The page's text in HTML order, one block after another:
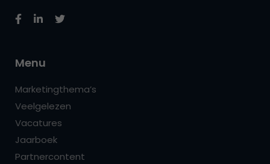
Menu
Marketingthema’s
Veelgelezen
Vacatures
Jaarboek
Partnercontent